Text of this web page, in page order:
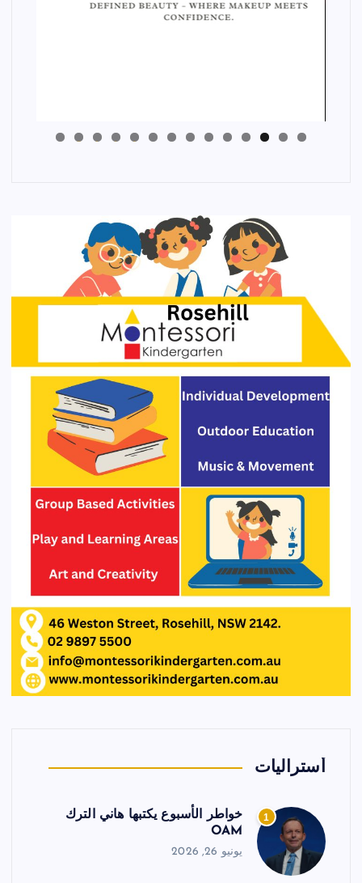
أستراليات
1
خواطر الأسبوع يكتبها هاني الترك
OAM
يونيو 26, 2026